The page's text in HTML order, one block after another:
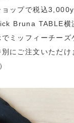
ョップで税込
Bruna TABLE横
ミッフィーチーズ
にご注文いただけ